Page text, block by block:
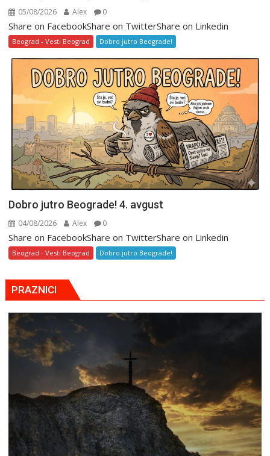
05/08/2026 Alex 0
Share on FacebookShare on TwitterShare on Linkedin
Beograd - Vesti Beograd Dobro jutro Beograde!
Dobro jutro Beograde! 4. avgust
04/08/2026 Alex 0
Share on FacebookShare on TwitterShare on Linkedin
Beograd - Vesti Beograd Dobro jutro Beograde!
PRAZNICI